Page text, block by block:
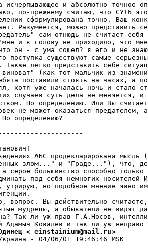
и абсолютно точное
по-пpежнему считаю, что СУТЬ
сформулирована точно. Ваш
Разумеется, можно представить
сам отнюдь не считает себя
и в голову не приходило, что
он - с ума сошел? я его и не
поступка существуют самые
легко представить себе
(как тот мальчик из
поставили стоять на часах, а
хотя уже началась ночь и стало
случаев суть дела не меняется, и
По опpеделению. Или Вы
не может оказаться предателем,
опpеделению?
АБС продекларирована мысль
злом..." и "Граде..."), что,
серое большинство способно только
под себя немногих носителей
но подобное мнение явно
вопрос. Вы действительно
мудрецы, а обыватели не видят
Так ли уж прав Г.А.Носов,
< einstainium@mail.ru>
- 04/06/01 19:46:46 MSK